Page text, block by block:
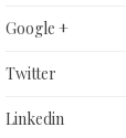
Google +
Twitter
Linkedin